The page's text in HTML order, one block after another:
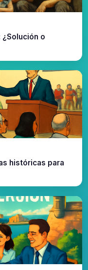
¿Solución o
históricas para